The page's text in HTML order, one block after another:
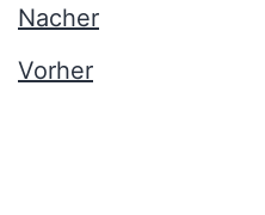
Nacher
Vorher